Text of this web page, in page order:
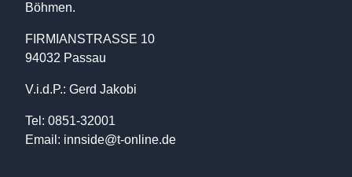
Böhmen.
FIRMIANSTRASSE 10
94032 Passau
V.i.d.P.: Gerd Jakobi
Tel: 0851-32001
Email: innside@t-online.de